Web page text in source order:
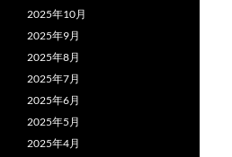
2025年10月
2025年9月
2025年8月
2025年7月
2025年6月
2025年5月
2025年4月